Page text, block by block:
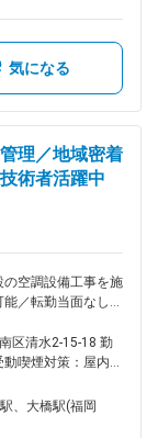
社です・ ◇通信設備
などのトータルソ
ィスや工場、マン
れの環境に合わせた
援しています。バ
援に行きます（業
ジを応援しよう
社員に対し会社経
◇HPを是非ご確認
年1回（4月）※賞
賃金はあくまでも
可能性があります。
気になる
理／地域密着
術者活躍中
の空調設備工事を施
／転勤当面なし・
備工事をトータル
福岡市および飯塚
各管理を行い、工
。即戦力としての
区清水2-15-18 勤
喫煙対策：屋内全
移転予定の新オ
煙対策：屋内全面
、大橋駅(福岡